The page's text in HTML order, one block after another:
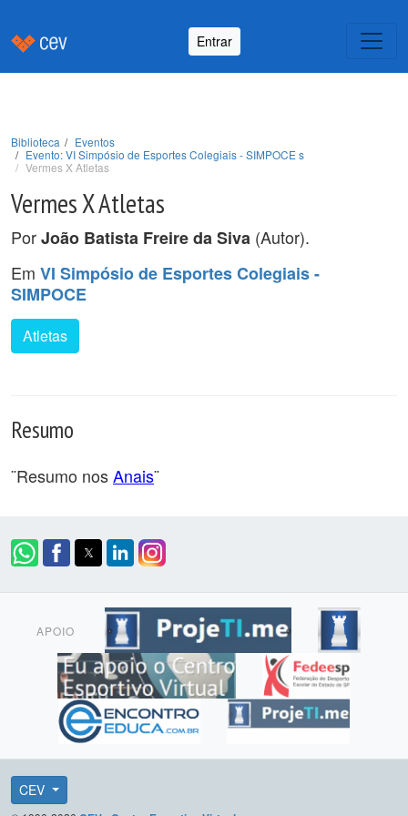
Entrar
Biblioteca
Eventos
Evento: VI Simpósio de Esportes Colegiais - SIMPOCE s
Vermes X Atletas
Vermes X Atletas
PorJoão Batista Freire da Siva (Autor).
Em VI Simpósio de Esportes Colegiais -
SIMPOCE
Atletas
Resumo
¨Resumo nosAnais¨
APOIO
CEV